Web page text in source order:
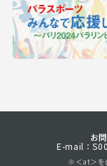
お
E-mail：
※＜at＞を